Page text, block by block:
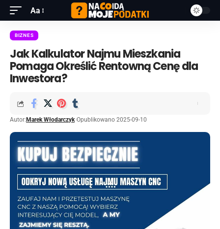
Aa
BIZNES
Jak Kalkulator Najmu Mieszkania
Pomaga Określić Rentowną Cenę dla
Inwestora?
Autor: Marek Włodarczyk Opublikowano 2025-09-10